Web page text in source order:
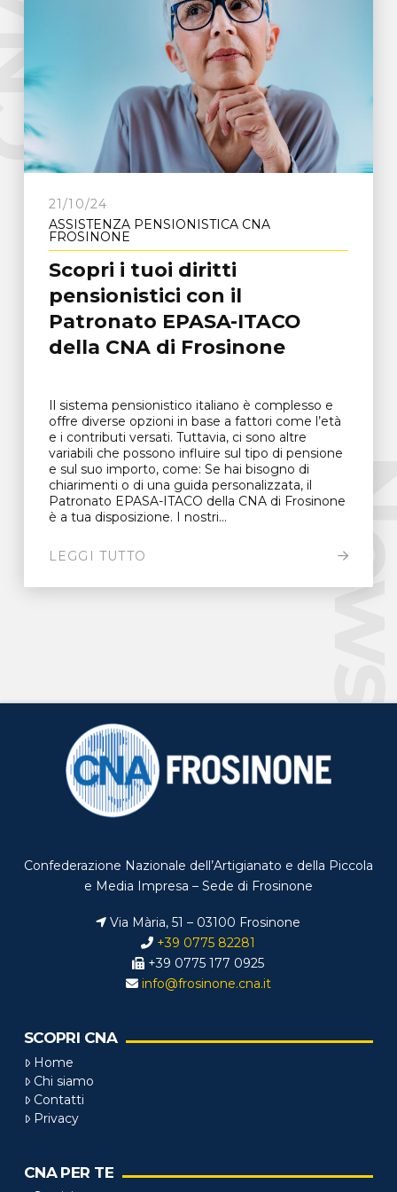
21/10/24
ASSISTENZA PENSIONISTICA CNA
FROSINONE
Scopri i tuoi diritti
pensionistici con il
Patronato EPASA-ITACO
della CNA di Frosinone
Il sistema pensionistico italiano è complesso e
offre diverse opzioni in base a fattori come l’età
e i contributi versati. Tuttavia, ci sono altre
variabili che possono influire sul tipo di pensione
e sul suo importo, come: Se hai bisogno di
chiarimenti o di una guida personalizzata, il
Patronato EPASA-ITACO della CNA di Frosinone
è a tua disposizione. I nostri...
LEGGI TUTTO
Confederazione Nazionale dell’Artigianato e della Piccola
e Media Impresa – Sede di Frosinone
Via Mària, 51 – 03100 Frosinone
+39 0775 82281
+39 0775 177 0925
info@frosinone.cna.it
SCOPRI CNA
Home
Chi siamo
Contatti
Privacy
CNA PER TE